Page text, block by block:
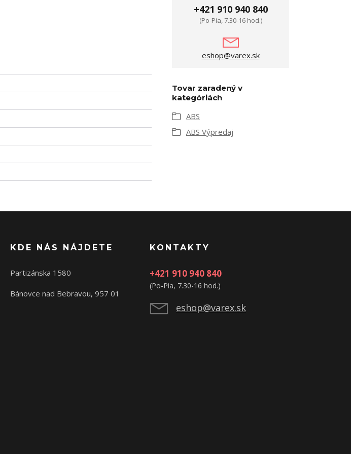
+421 910 940 840
(Po-Pia, 7.30-16 hod.)
eshop@varex.sk
Tovar zaradený v
kategóriách
ABS
ABS Výpredaj
KDE NÁS NÁJDETE
Partizánska 1580
Bánovce nad Bebravou, 957 01
KONTAKTY
+421 910 940 840
(Po-Pia, 7.30-16 hod.)
eshop@varex.sk